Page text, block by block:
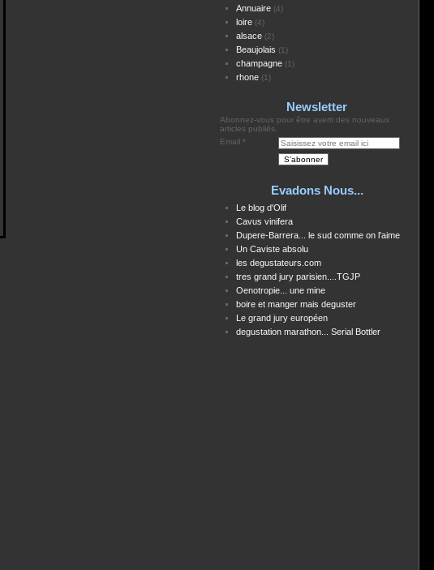
Annuaire(4)
loire(4)
alsace(2)
Beaujolais (1)
champagne(1)
rhone(1)
Newsletter
Abonnez-vous pour être averti des nouveaux
articles publiés.
Email
Evadons Nous...
Le blog d'Olif
Cavus vinifera
Dupere-Barrera... le sud comme on l'aime
Un Caviste absolu
les degustateurs.com
tres grand jury parisien....TGJP
Oenotropie... une mine
boire et manger mais deguster
Le grand jury européen
degustation marathon... Serial Bottler